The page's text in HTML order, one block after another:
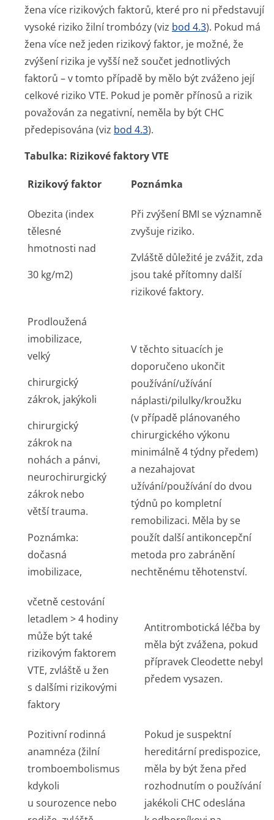
žena více rizikových faktorů, které pro ni představují
vysoké riziko žilní trombózy (viz bod 4.3). Pokud má
žena více než jeden rizikový faktor, je možné, že
zvýšení rizika je vyšší než součet jednotlivých
faktorů – v tomto případě by mělo být zváženo její
celkové riziko VTE. Pokud je poměr přínosů a rizik
považován za negativní, neměla by být CHC
předepisována (viz bod 4.3).
Tabulka: Rizikové faktory VTE
Rizikový faktor Poznámka
Obezita (index
tělesné
hmotnosti nad
30 kg/m2)
Při zvýšení BMI se významně
zvyšuje riziko.
Zvláště důležité je zvážit, zda
jsou také přítomny další
rizikové faktory.
Prodloužená
imobilizace,
velký
chirurgický
zákrok, jakýkoli
chirurgický
zákrok na
nohách a pánvi,
neurochirurgický
zákrok nebo
větší trauma.
Poznámka:
dočasná
imobilizace,
V těchto situacích je
doporučeno ukončit
používání/užívání
náplasti/pilul­ky/kroužku
(v případě plánovaného
chirurgického výkonu
minimálně 4 týdny předem)
a nezahajovat
užívání/používání do dvou
týdnů po kompletní
remobilizaci. Měla by se
použít další antikoncepční
metoda pro zabránění
nechtěnému těhotenství.
včetně cestování
letadlem > 4 hodiny
může být také
rizikovým faktorem
VTE, zvláště u žen
s dalšími rizikovými
faktory
Antitrombotická léčba by
měla být zvážena, pokud
přípravek Cleodette nebyl
předem vysazen.
Pozitivní rodinná
anamnéza (žilní
tromboembolismus
kdykoli
u sourozence nebo
Pokud je suspektní
hereditární predispozice,
měla by být žena před
rozhodnutím o používání
jakékoli CHC odeslána